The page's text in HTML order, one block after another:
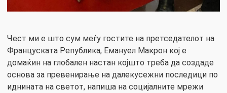
Чест ми е што сум меѓу гостите на претседателот на
Француската Република, Емануел Макрон кој е
домаќин на глобален настан којшто треба да создаде
основа за превенирање на далекусежни последици по
иднината на светот, напиша на социјалните мрежи